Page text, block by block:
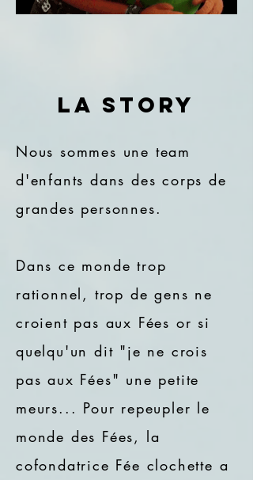
La story
Nous sommes une team
d'enfants dans des corps de
grandes personnes.
Dans ce monde trop
rationnel, trop de gens ne
croient pas aux Fées or si
quelqu'un dit "je ne crois
pas aux Fées" une petite
meurs... Pour repeupler le
monde des Fées, la
cofondatrice Fée clochette a